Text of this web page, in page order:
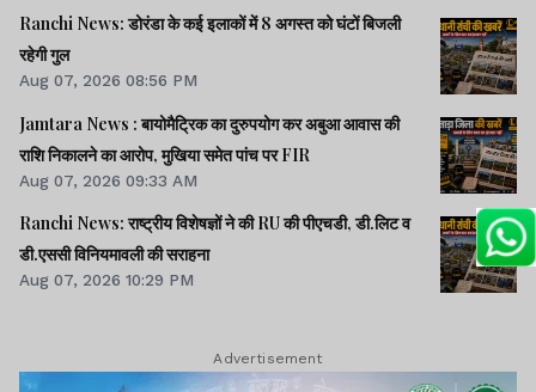
Ranchi News: डोरंडा के कई इलाकों में 8 अगस्त को घंटों बिजली
रहेगी गुल
Aug 07, 2026 08:56 PM
Jamtara News : बायोमैट्रिक का दुरुपयोग कर अबुआ आवास की
राशि निकालने का आरोप, मुखिया समेत पांच पर FIR
Aug 07, 2026 09:33 AM
Ranchi News: राष्ट्रीय विशेषज्ञों ने की RU की पीएचडी, डी.लिट व
डी.एससी विनियमावली की सराहना
Aug 07, 2026 10:29 PM
Advertisement